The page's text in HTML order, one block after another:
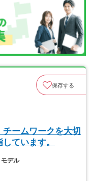
保存する
ームワークを大切
ています。
モデル